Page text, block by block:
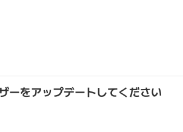
ーをアップデートしてください